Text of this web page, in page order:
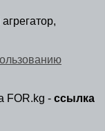
FOR.kg - ссылка